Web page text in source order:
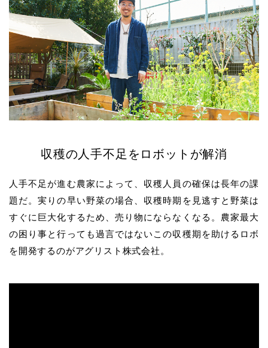
収穫の人手不足をロボットが解消
人手不足が進む農家によって、収穫人員の確保は長年の課
題だ。実りの早い野菜の場合、収穫時期を見逃すと野菜は
すぐに巨大化するため、売り物にならなくなる。農家最大
の困り事と行っても過言ではないこの収穫期を助けるロボ
を開発するのがアグリスト株式会社。